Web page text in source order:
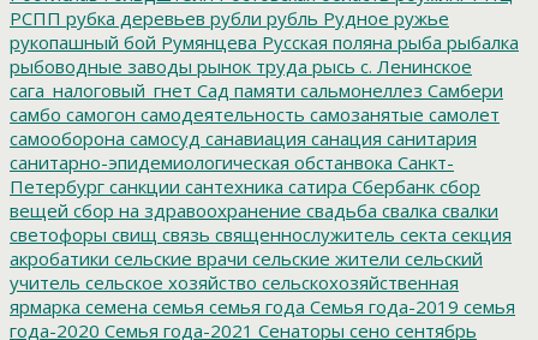
РСПП рубка деревьев рубли рубль Рудное ружье
рукопашный бой Румянцева Русская поляна рыба рыбалка
рыбоводные заводы рынок труда рысь с. Ленинское
сага_налоговый_гнет Сад памяти сальмонеллез Самбери
самбо самогон самодеятельность самозанятые самолет
самооборона самосуд санавиация санация санитария
санитарно-эпидемиологическая обстанвока Санкт-
Петербург санкции сантехника сатира Сбербанк сбор
вещей сбор на здравоохранение свадьба свалка свалки
светофоры свищ связь священнослужитель секта секция
акробатики сельские врачи сельские жители сельский
учитель сельское хозяйство сельскохозяйственная
ярмарка семена семья семья года Семья года-2019 семья
года-2020 Семья года-2021 Сенаторы сено сентябрь